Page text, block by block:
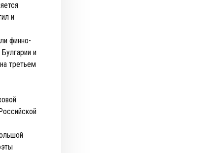
и
финно-
и
третьем